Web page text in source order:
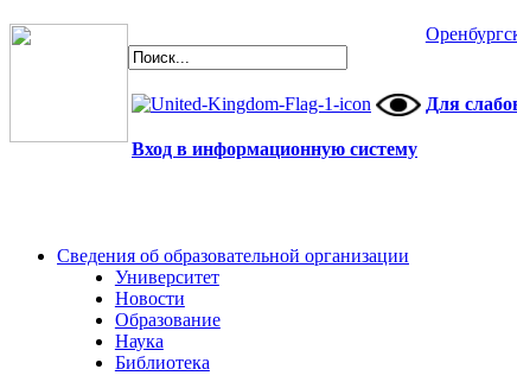
Для
Вход в информационную систему
Сведения об образовательной организации
Университет
Новости
Образование
Наука
Библиотека